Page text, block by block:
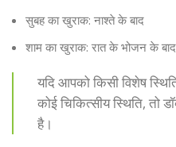
सुबह का खुराक: नाश्ते के बाद
शाम का खुराक: रात के भोजन के बाद
यदि आपको किसी विशेष
कोई चिकित्सीय स्थिति, तो
है।